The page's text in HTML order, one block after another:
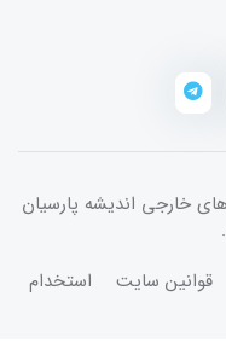
خارجی اندیشه پارسیان
قوانین سایت استخدام